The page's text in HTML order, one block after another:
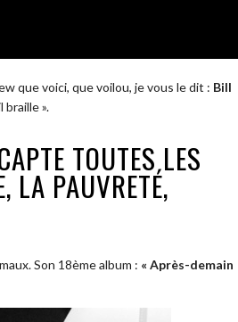
que voici, que voilou, je vous le dit : Bill
».
TOUTES LES
LA PAUVRETÉ,
Son 18ème album : « Après-demain